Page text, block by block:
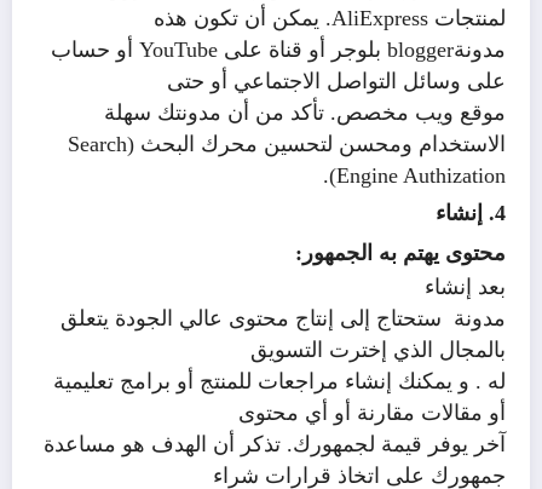
لمنتجات AliExpress. يمكن أن تكون هذه
مدونةblogger بلوجر أو قناة على YouTube أو حساب
على وسائل التواصل الاجتماعي أو حتى
موقع ويب مخصص. تأكد من أن مدونتك سهلة
الاستخدام ومحسن لتحسين محرك البحث (Search
Engine Authization
).
4. إنشاء
محتوى يهتم به الجمهور:
بعد إنشاء
مدونة ستحتاج إلى إنتاج محتوى عالي الجودة يتعلق
بالمجال الذي إخترت التسويق
له . و يمكنك إنشاء مراجعات للمنتج أو برامج تعليمية
أو مقالات مقارنة أو أي محتوى
آخر يوفر قيمة لجمهورك. تذكر أن الهدف هو مساعدة
جمهورك على اتخاذ قرارات شراء